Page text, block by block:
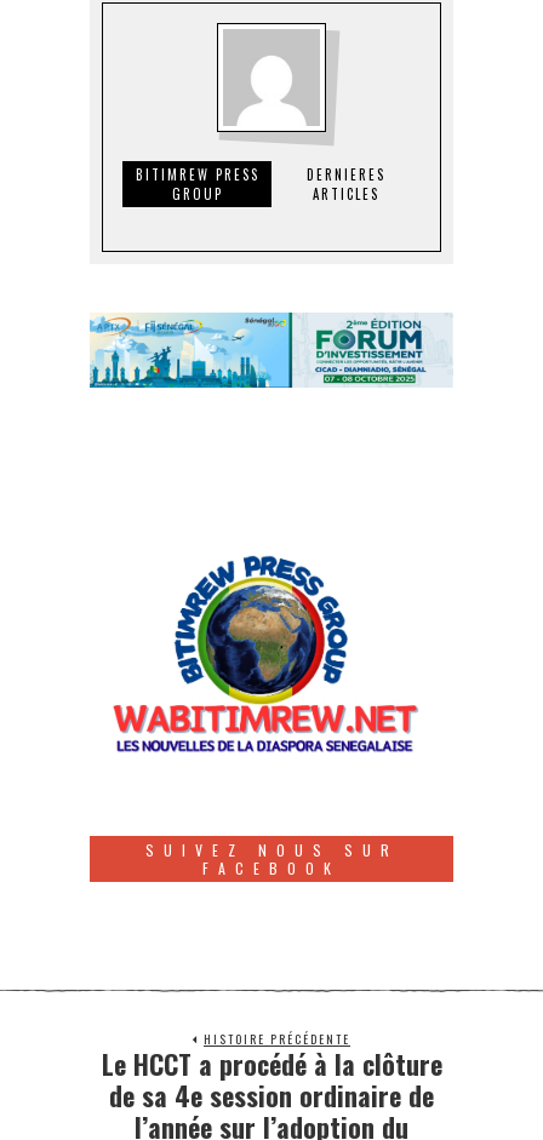
BITIMREW PRESS
GROUP
DERNIERES
ARTICLES
SUIVEZ NOUS SUR
FACEBOOK
HISTOIRE PRÉCÉDENTE
Le HCCT a procédé à la clôture
de sa 4e session ordinaire de
l’année sur l’adoption du